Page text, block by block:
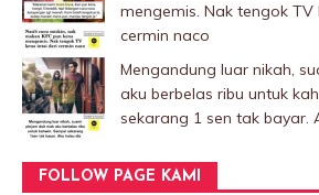
mengemis. Nak tengok
cermin naco
Mengandung luar nikah,
aku berbelas ribu untuk
sekarang 1 sen tak bayar.
FOLLOW PAGE KAMI